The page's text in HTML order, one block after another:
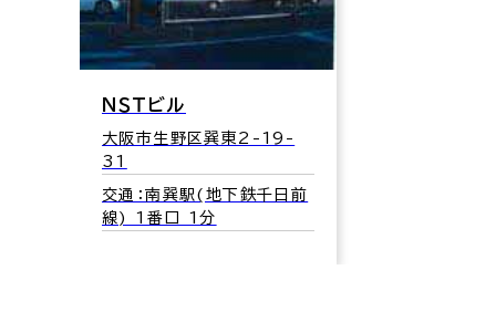
ＮＳＴビル
大阪市生野区巽東2-19-
31
交通：南巽駅(地下鉄千日前
線) 1番口 1分